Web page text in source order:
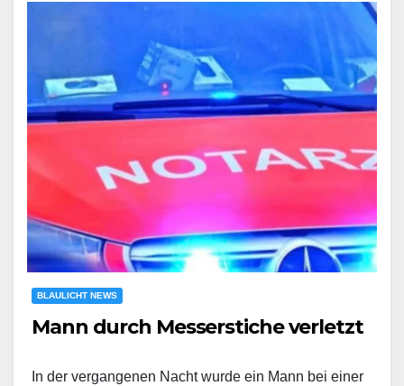
BLAULICHT NEWS
Mann durch Messerstiche verletzt
In der vergangenen Nacht wurde ein Mann bei einer